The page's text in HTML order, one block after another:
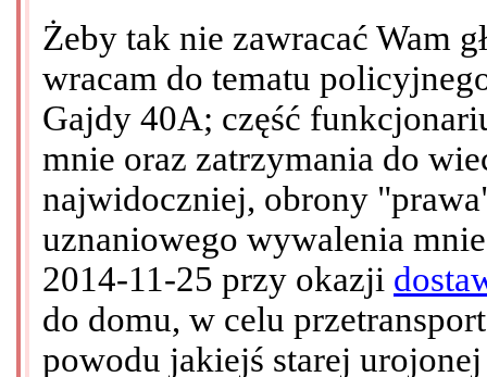
Żeby tak nie zawracać Wam
wracam do tematu
Gajdy 40A; część
mnie oraz zatrzymania do
najwidoczniej, obrony
uznaniowego wywalenia
2014-11-25 przy okazji
do domu, w celu
powodu jakiejś starej